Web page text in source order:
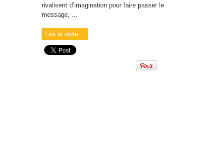
rivalisent d’imagination pour faire passer le
message, ...
Lire la suite...